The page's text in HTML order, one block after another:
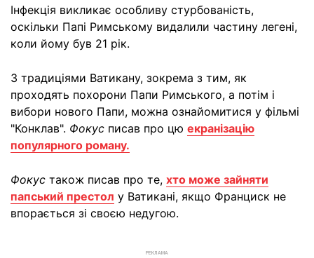
Інфекція викликає особливу стурбованість,
оскільки Папі Римському видалили частину легені,
коли йому був 21 рік.
З традиціями Ватикану, зокрема з тим, як
проходять похорони Папи Римського, а потім і
вибори нового Папи, можна ознайомитися у фільмі
"Конклав". Фокус писав про цю екранізацію
популярного роману.
Фокус також писав про те, хто може зайняти
папський престол у Ватикані, якщо Франциск не
впорається зі своєю недугою.
РЕКЛАМА